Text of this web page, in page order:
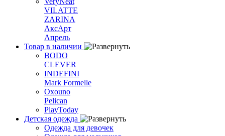
VILATTE
ZARINA
АксАрт
Апрель
Товар в наличии
BODO
CLEVER
INDEFINI
Mark Formelle
Oxouno
Pelican
PlayToday
Детская одежда
Одежда для девочек